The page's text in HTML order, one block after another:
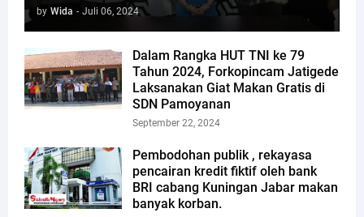
by Wida - Juli 06, 2024
Dalam Rangka HUT TNI ke 79
Tahun 2024, Forkopincam Jatigede
Laksanakan Giat Makan Gratis di
SDN Pamoyanan
September 22, 2024
Pembodohan publik , rekayasa
pencairan kredit fiktif oleh bank
BRI cabang Kuningan Jabar makan
banyak korban.